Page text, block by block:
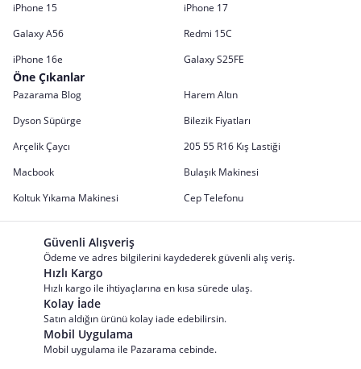
iPhone 15
iPhone 17
Galaxy A56
Redmi 15C
iPhone 16e
Galaxy S25FE
Öne Çıkanlar
Pazarama Blog
Harem Altın
Dyson Süpürge
Bilezik Fiyatları
Arçelik Çaycı
205 55 R16 Kış Lastiği
Macbook
Bulaşık Makinesi
Koltuk Yıkama Makinesi
Cep Telefonu
Güvenli Alışveriş
Ödeme ve adres bilgilerini kaydederek güvenli alış veriş.
Hızlı Kargo
Hızlı kargo ile ihtiyaçlarına en kısa sürede ulaş.
Kolay İade
Satın aldığın ürünü kolay iade edebilirsin.
Mobil Uygulama
Mobil uygulama ile Pazarama cebinde.